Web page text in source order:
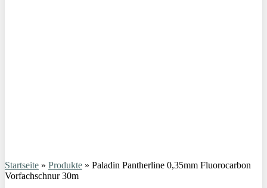
Startseite » Produkte » Paladin Pantherline 0,35mm Fluorocarbon
Vorfachschnur 30m